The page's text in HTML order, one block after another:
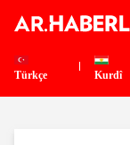
Kurdî
Türkçe